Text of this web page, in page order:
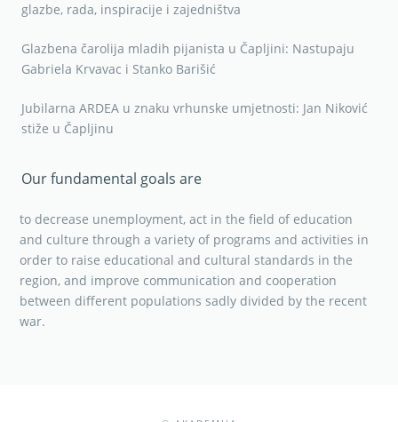
glazbe, rada, inspiracije i zajedništva
Glazbena čarolija mladih pijanista u Čapljini: Nastupaju
Gabriela Krvavac i Stanko Barišić
Jubilarna ARDEA u znaku vrhunske umjetnosti: Jan Niković
stiže u Čapljinu
Our fundamental goals are
to decrease unemployment, act in the field of education
and culture through a variety of programs and activities in
order to raise educational and cultural standards in the
region, and improve communication and cooperation
between different populations sadly divided by the recent
war.